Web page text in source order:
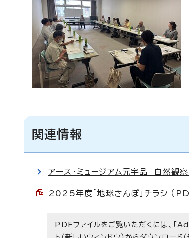
関連情報
アース・ミュージアム元宇品 自然観
2025年度「地球さんぽ」チラシ （
PDFファイルをご覧いただくには、「